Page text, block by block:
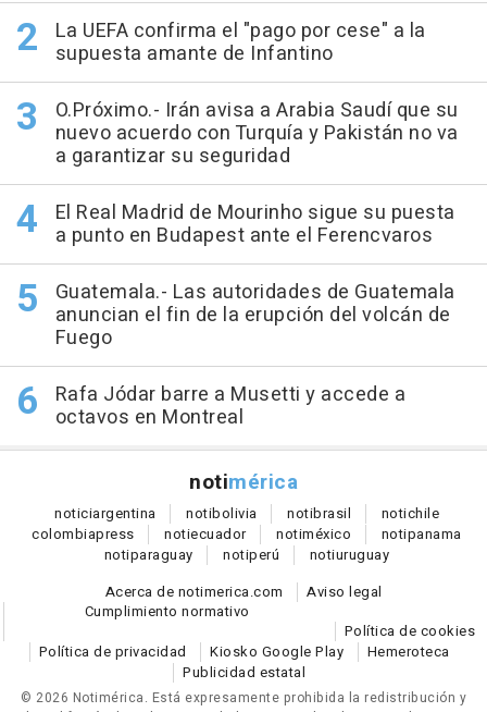
La UEFA confirma el "pago por cese" a la
supuesta amante de Infantino
O.Próximo.- Irán avisa a Arabia Saudí que su
nuevo acuerdo con Turquía y Pakistán no va
a garantizar su seguridad
El Real Madrid de Mourinho sigue su puesta
a punto en Budapest ante el Ferencvaros
Guatemala.- Las autoridades de Guatemala
anuncian el fin de la erupción del volcán de
Fuego
Rafa Jódar barre a Musetti y accede a
octavos en Montreal
notimérica
noticiargentina notibolivia notibrasil notichile
colombiapress notiecuador notiméxico notipanama
notiparaguay notiperú notiuruguay
Acerca de notimerica.com
Aviso legal
Cumplimiento normativo
Política de cookies
Política de privacidad
Kiosko Google Play
Hemeroteca
Publicidad estatal
© 2026 Notimérica. Está expresamente prohibida la redistribución y